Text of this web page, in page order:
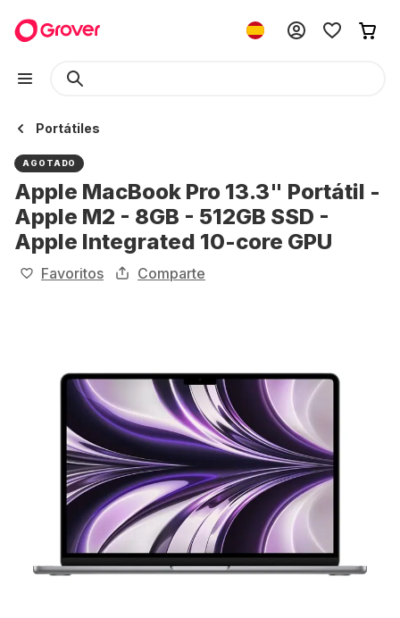
Portátiles
AGOTADO
Apple MacBook Pro 13.3" Portátil -
Apple M2 - 8GB - 512GB SSD -
Apple Integrated 10-core GPU
Favoritos Comparte